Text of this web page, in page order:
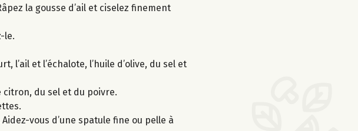
la gousse d’ail et ciselez finement
le.
l’ail et l’échalote, l’huile d’olive, du sel et
citron, du sel et du poivre.
vous d’une spatule fine ou pelle à